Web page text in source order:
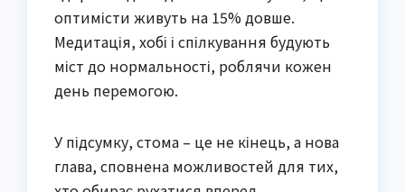
оптимісти живуть на 15% довше.
Медитація, хобі і спілкування будують
міст до нормальності, роблячи кожен
день перемогою.
У підсумку, стома – це не кінець, а нова
глава, сповнена можливостей для тих,